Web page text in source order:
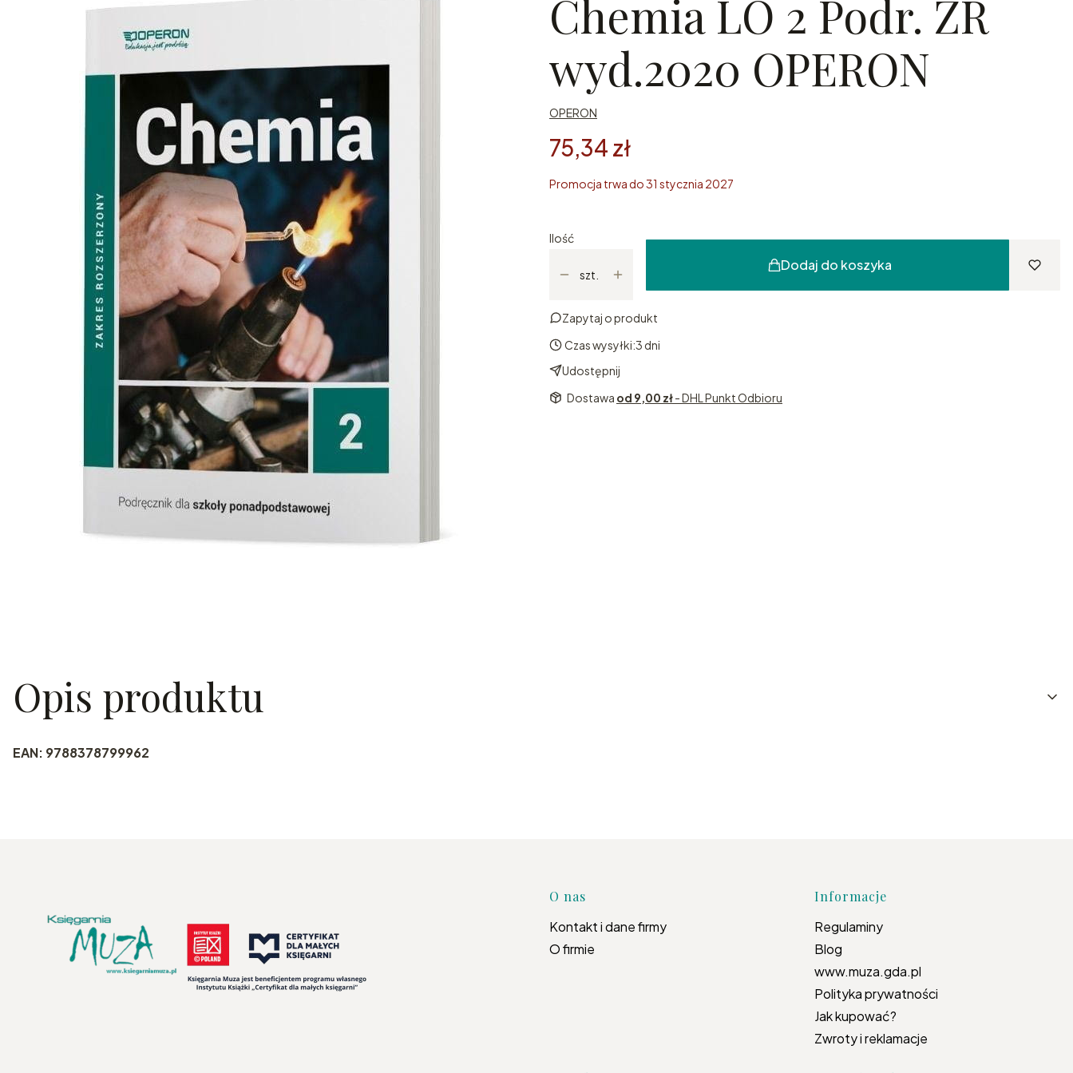
Chemia LO 2 Podr. ZR
wyd.2020 OPERON
OPERON
75,34 zł
Promocja trwa do 31 stycznia 2027
Ilość
szt.
Dodaj do koszyka
Zapytaj o produkt
Czas wysyłki:3 dni
Udostępnij
Dostawa od 9,00 zł- DHL Punkt Odbioru
Opis produktu
EAN: 9788378799962
Linki w stopce
O nas
Kontakt i dane firmy
O firmie
Informacje
Regulaminy
Blog
www.muza.gda.pl
Polityka prywatności
Jak kupować?
Zwroty i reklamacje